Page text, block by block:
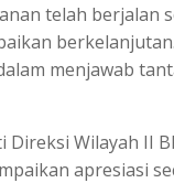
telah berjalan
menjawab
Wilayah II
apresiasi